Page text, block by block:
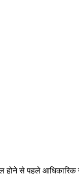
होने से पहले